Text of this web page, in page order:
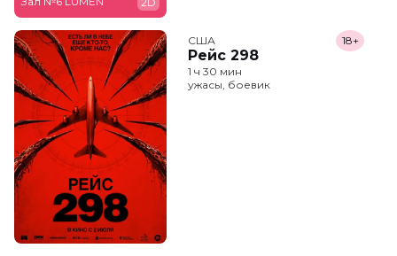
США
Рейс 298
18+
1 ч 30 мин
ужасы, боевик